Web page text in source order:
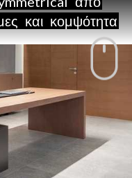
και κομψότητα